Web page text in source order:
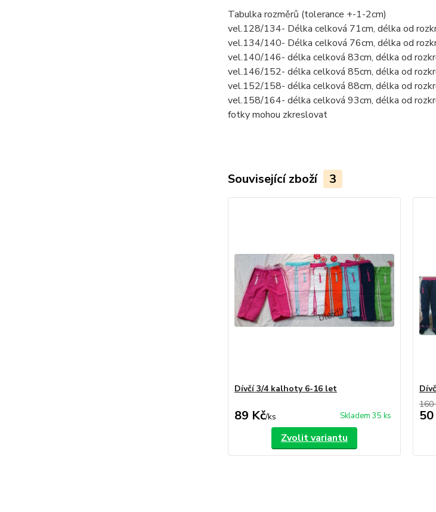
Tabulka rozměrů (tolerance +-1-2cm)
vel.128/134- Délka celková 71cm, délka od
vel.134/140- Délka celková 76cm, délka od
vel.140/146- délka celková 83cm, délka od
vel.146/152- délka celková 85cm, délka od
vel.152/158- délka celková 88cm, délka od
vel.158/164- délka celková 93cm, délka od
fotky mohou zkreslovat
Související zboží 3
Dívčí 3/4 kalhoty 6-16 let
89 Kč/ks Skladem 35 ks
Zvolit variantu
160